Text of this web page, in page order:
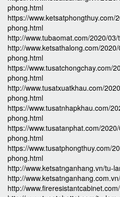
phong.html
https://www.ketsatphongthuy.com/
phong.html
http://www.tubaomat.com/2020/
http://www.ketsathalong.com/
phong.html
https://www.tusatchongchay.com/
phong.html
http://www.tusatxuatkhau.com/
phong.html
https://www.tusatnhapkhau.com/
phong.html
https://www.tusatanphat.com/
phong.html
https://www.tusatphongthuy.com/
phong.html
http://www.ketsatnganhang.vn/tu-
http://
http://